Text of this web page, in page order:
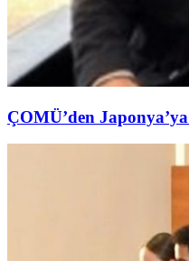
ÇOMÜ’den